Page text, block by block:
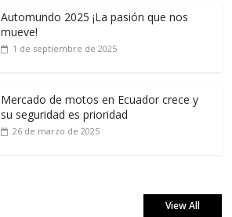
Automundo 2025 ¡La pasión que nos
mueve!
1 de septiembre de 2025
Mercado de motos en Ecuador crece y
su seguridad es prioridad
26 de marzo de 2025
View All